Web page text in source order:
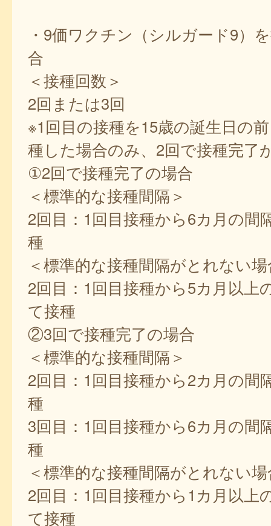
・9価ワクチン（シルガード9）
合
＜接種回数＞
2回または3回
※1回目の接種を15歳の誕生日の
種した場合のみ、2回で接種完了
①2回で接種完了の場合
＜標準的な接種間隔＞
2回目：1回目接種から6カ月の間
種
＜標準的な接種間隔がとれない
2回目：1回目接種から5カ月以上
て接種
②3回で接種完了の場合
＜標準的な接種間隔＞
2回目：1回目接種から2カ月の間
種
3回目：1回目接種から6カ月の間
種
＜標準的な接種間隔がとれない
2回目：1回目接種から1カ月以上
て接種